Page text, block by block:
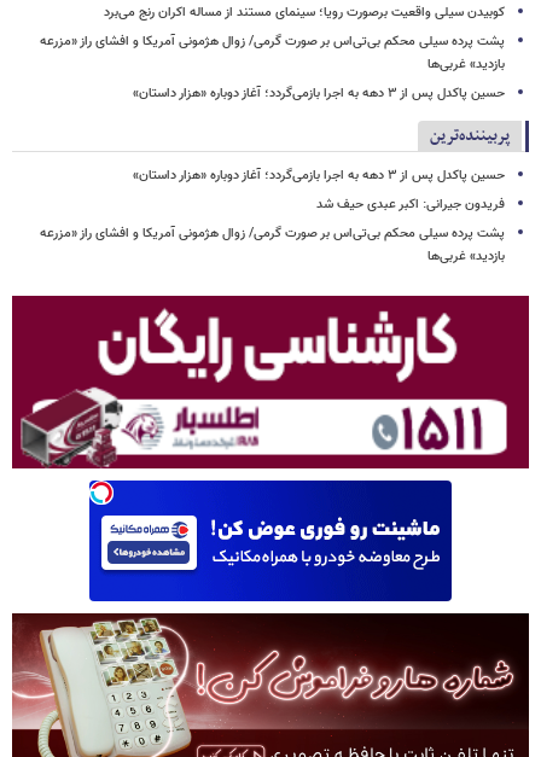
کوبیدن سیلی واقعیت برصورت رویا؛ سینمای مستند از مساله اکران رنج می‌برد
پشت پرده سیلی محکم بی‌تی‌اس بر صورت گرمی/ زوال هژمونی آمریکا و افشای راز «مزرعه
بازدید» غربی‌ها
حسین پاکدل پس از ۳ دهه به اجرا بازمی‌گردد؛ آغاز دوباره «هزار داستان»
پربیننده‌ترین
حسین پاکدل پس از ۳ دهه به اجرا بازمی‌گردد؛ آغاز دوباره «هزار داستان»
فریدون جیرانی: اکبر عبدی حیف شد
پشت پرده سیلی محکم بی‌تی‌اس بر صورت گرمی/ زوال هژمونی آمریکا و افشای راز «مزرعه
بازدید» غربی‌ها